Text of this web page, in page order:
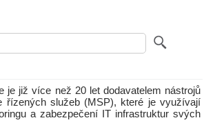
je již více než 20 let dodavatelem nástrojů
řízených služeb (MSP), které je využívají
a zabezpečení IT infrastruktur svých